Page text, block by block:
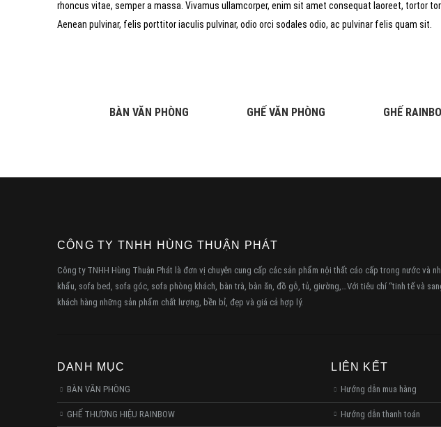
rhoncus vitae, semper a massa. Vivamus ullamcorper, enim sit amet consequat laoreet, tortor
Aenean pulvinar, felis porttitor iaculis pulvinar, odio orci sodales odio, ac pulvinar felis quam sit.
BÀN VĂN PHÒNG GHẾ VĂN PHÒNG GHẾ
CÔNG TY TNHH HÙNG THUẬN PHÁT
Công ty TNHH Hùng Thuận Phát là đơn vị chuyên cung cấp các sản phẩm nội thất cáo cấp trong nước và
khẩu, sofa bed, sofa góc, sofa phòng khách, bàn trà, bàn ăn, đồ gỗ, tủ, giường,…Với tiêu chí “tinh tế và
khách hàng những sản phẩm chất lượng, bền bỉ, đẹp và giá cả hợp lý.
DANH MỤC
BÀN VĂN PHÒNG
GHẾ THƯƠNG HIỆU RAINBOW
LIÊN KẾT
Hướng dẫn mua hàng
Hướng dẫn thanh toán